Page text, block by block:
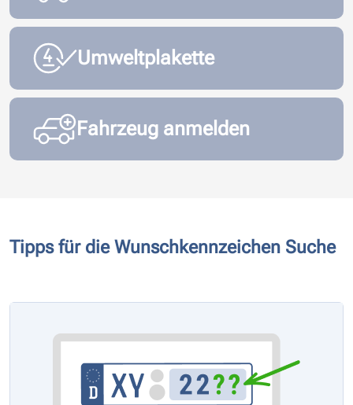
Umweltplakette
Fahrzeug anmelden
Tipps für die Wunschkennzeichen Suche